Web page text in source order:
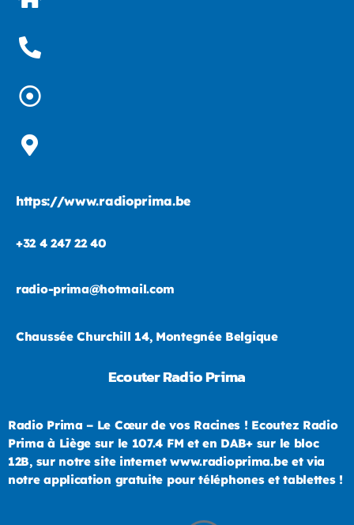
https://www.radioprima.be
+32 4 247 22 40
radio-prima@hotmail.com
Chaussée Churchill 14, Montegnée Belgique
Ecouter Radio Prima
Radio Prima – Le Cœur de vos Racines ! Ecoutez Radio
Prima à Liège sur le 107.4 FM et en DAB+ sur le bloc
12B, sur notre site internet www.radioprima.be et via
notre application gratuite pour téléphones et tablettes !